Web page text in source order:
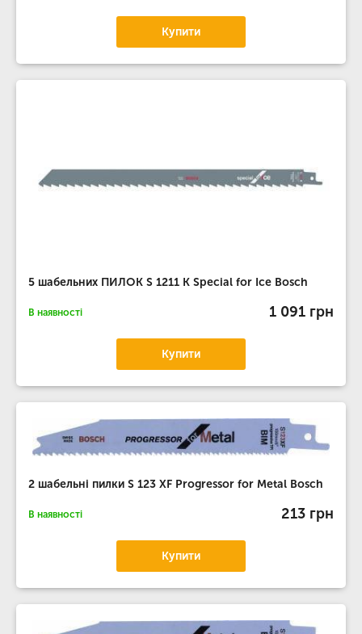
Купити
5 шабельних ПИЛОК S 1211 K Special for Ice Bosch
В наявності 1 091 грн
Купити
2 шабельні пилки S 123 XF Progressor for Metal Bosch
В наявності 213 грн
Купити